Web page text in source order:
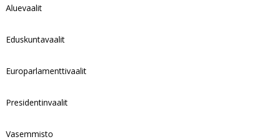
Aluevaalit
Eduskuntavaalit
Europarlamenttivaalit
Presidentinvaalit
Vasemmisto